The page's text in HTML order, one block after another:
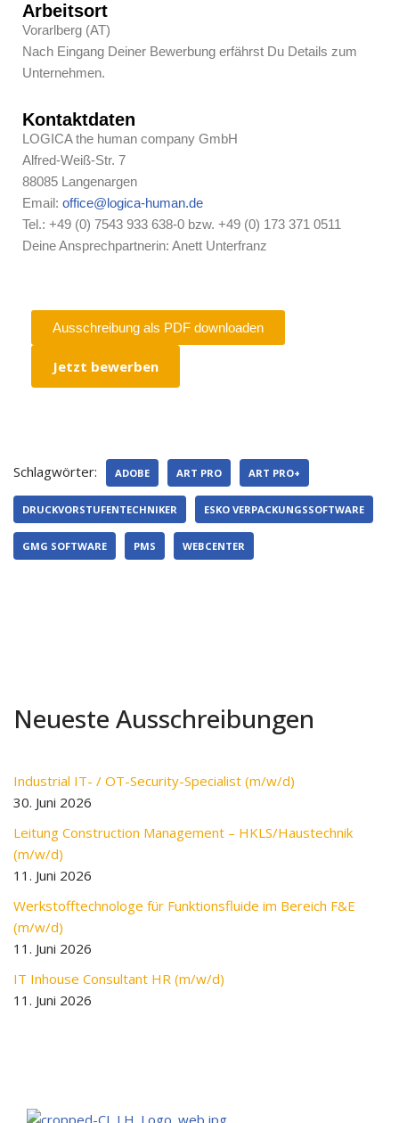
Arbeitsort
Vorarlberg (AT)
Nach Eingang Deiner Bewerbung erfährst Du Details zum
Unternehmen.
Kontaktdaten
LOGICA the human company GmbH
Alfred-Weiß-Str. 7
88085 Langenargen
Email: office@logica-human.de
Tel.: +49 (0) 7543 933 638-0 bzw. +49 (0) 173 371 0511
Deine Ansprechpartnerin: Anett Unterfranz
Ausschreibung als PDF downloaden
Jetzt bewerben
Schlagwörter: ADOBE ART PRO ART PRO+
DRUCKVORSTUFENTECHNIKER ESKO VERPACKUNGSSOFTWARE
GMG SOFTWARE PMS WEBCENTER
Neueste Ausschreibungen
Industrial IT- / OT-Security-Specialist (m/w/d)
30. Juni 2026
Leitung Construction Management – HKLS/Haustechnik
(m/w/d)
11. Juni 2026
Werkstofftechnologe für Funktionsfluide im Bereich F&E
(m/w/d)
11. Juni 2026
IT Inhouse Consultant HR (m/w/d)
11. Juni 2026